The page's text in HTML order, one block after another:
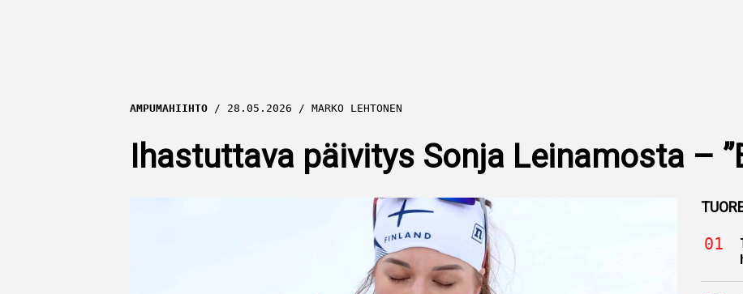
AMPUMAHIIHTO 28.05.2026 MARKO LEHTONEN
Ihastuttava päivitys Sonja Leinamosta –